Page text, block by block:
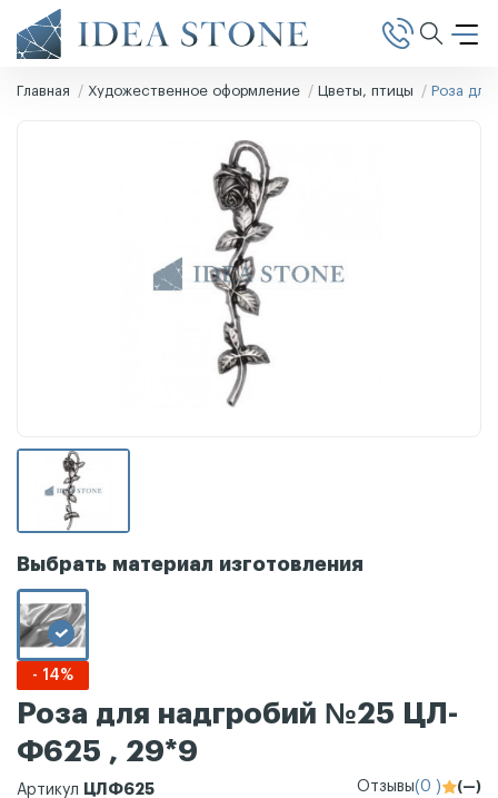
Главная Художественное оформление Цветы, птицы Роза
Выбрать материал изготовления
- 14%
Роза для надгробий №25 ЦЛ-
Ф625 , 29*9
Артикул ЦЛФ625 Отзывы(0 ) (—)